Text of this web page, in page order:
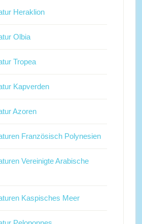
Heraklion
Olbia
Tropea
Kapverden
Azoren
Französisch Polynesien
Vereinigte Arabische
Kaspisches Meer